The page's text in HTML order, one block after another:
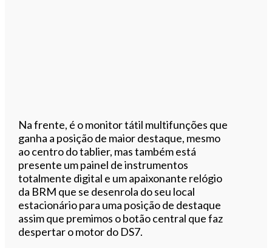
Na frente, é o monitor tátil multifunções que
ganha a posição de maior destaque, mesmo
ao centro do tablier, mas também está
presente um painel de instrumentos
totalmente digital e um apaixonante relógio
da BRM que se desenrola do seu local
estacionário para uma posição de destaque
assim que premimos o botão central que faz
despertar o motor do DS7.